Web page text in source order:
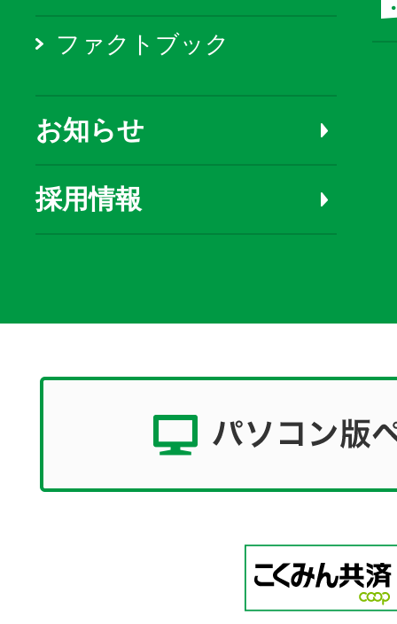
ファクトブック
お知らせ
採用情報